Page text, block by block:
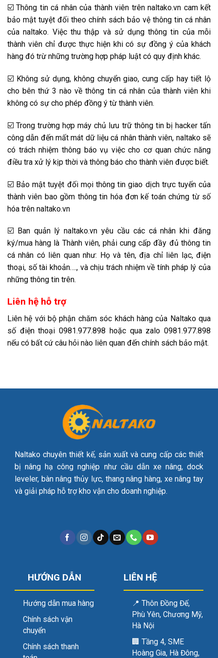
☑️ Thông tin cá nhân của thành viên trên naltako.vn cam kết
bảo mật tuyệt đối theo chính sách bảo vệ thông tin cá nhân
của naltako. Việc thu thập và sử dụng thông tin của mỗi
thành viên chỉ được thực hiện khi có sự đồng ý của khách
hàng đó trừ những trường hợp pháp luật có quy định khác.
☑️ Không sử dụng, không chuyển giao, cung cấp hay tiết lộ
cho bên thứ 3 nào về thông tin cá nhân của thành viên khi
không có sự cho phép đồng ý từ thành viên.
☑️ Trong trường hợp máy chủ lưu trữ thông tin bị hacker tấn
công dẫn đến mất mát dữ liệu cá nhân thành viên, naltako sẽ
có trách nhiệm thông báo vụ việc cho cơ quan chức năng
điều tra xử lý kịp thời và thông báo cho thành viên được biết.
☑️ Bảo mật tuyệt đối mọi thông tin giao dịch trực tuyến của
thành viên bao gồm thông tin hóa đơn kế toán chứng từ số
hóa trên naltako.vn
☑️ Ban quản lý naltako.vn yêu cầu các cá nhân khi đăng
ký/mua hàng là Thành viên, phải cung cấp đầy đủ thông tin
cá nhân có liên quan như: Họ và tên, địa chỉ liên lạc, điện
thoại, số tài khoản…., và chịu trách nhiệm về tính pháp lý của
những thông tin trên.
Liên hệ hỗ trợ
Liên hệ với bộ phận chăm sóc khách hàng của Naltako qua
số điện thoại 0981.977.898 hoặc qua zalo 0981.977.898
nếu có bất cứ câu hỏi nào liên quan đến chính sách bảo mật.
Naltako chuyên thiết kế, sản xuất và cung cấp các thiết
bị nâng hạ công nghiệp như cầu dẫn xe nâng, dock
leveler, bàn nâng thủy lực, thang nâng hàng, xe nâng tay
và giải pháp hỗ trợ kho vận cho doanh nghiệp.
HƯỚNG DẪN
Hướng dẫn mua hàng
Chính sách vận
chuyển
Chính sách thanh
LIÊN HỆ
📍 Thôn Đồng Đế,
Phù Yên, Chương Mỹ,
Hà Nội
🏢 Tầng 4, SME
Hoàng Gia, Hà Đông,